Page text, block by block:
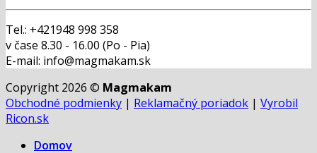
Tel.: +421948 998 358
v čase 8.30 - 16.00 (Po - Pia)
E-mail: info@magmakam.sk
Copyright 2026 © Magmakam
Obchodné podmienky | Reklamačný poriadok | Vyrobil
Ricon.sk
Domov